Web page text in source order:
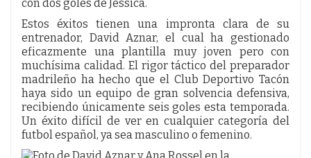
con dos goles de Jessica.
Estos éxitos tienen una impronta clara de su
entrenador, David Aznar, el cual ha gestionado
eficazmente una plantilla muy joven pero con
muchísima calidad. El rigor táctico del preparador
madrileño ha hecho que el Club Deportivo Tacón
haya sido un equipo de gran solvencia defensiva,
recibiendo únicamente seis goles esta temporada.
Un éxito difícil de ver en cualquier categoría del
futbol español, ya sea masculino o femenino.